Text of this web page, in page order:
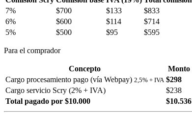
7%
$700 $133 $833
6%
$600 $114 $714
5%
$500 $95 $595
Para el comprador
Concepto
Monto
Cargo procesamiento pago (vía Webpay) 2,5% + IVA $298
Cargo servicio Scry (2% + IVA)
$238
Total pagado por $10.000
$10.536